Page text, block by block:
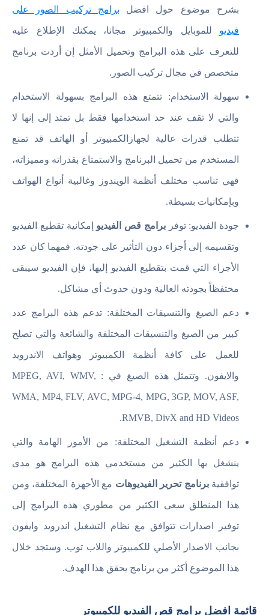
بشرح موضوع حول افضل برامج تركيب الصور على
فيديو للموبايل والكمبيوتر مجانا، يمكنك الإطلاع عليه
للتعرف على هذه البرامج وتحميل الأمثل إن أردت برنامج
متخصص في مجال تركيب الصور.
سهولة الاستخدام: تتمتع هذه البرامج بسهولة الاستخدام
والتي لا تقف عند حد استخدامها فقط بل تمتد إلى إنها لا
تتطلب قدرات عالية لجهازالكمبيوتر أو الهاتف قد تمنع
المستخدم من تحميل البرنامج والاستمتاع بقدراته ومميزاته،
فهي تناسب مختلف أنظمة الويندوز وغالبية أنواع الهواتف
وبإمكانيات بسيطة.
جودة الفيديو: توفربرامج قص الفيديو إمكانية تقطيع الفيديو
وتقسيمه إلى أجزاء دون التأثير على جودته. فمهما كان عدد
الأجزاء التي قمت بتقطيع الفيديو إليها، فإن الفيديو سيبقى
محتفظاً بجودته العالية ودون حدوث أي مشاكل.
دعم الصيغ والتنسيقات المختلفة: تدعم هذه البرامج عدد
كبير من الصيغ والتنسيقات المختلفة والشائعة والتي تصلح
للعمل على كافة أنظمة الكمبيوتر وهواتف الاندرويد
والايفون. وتتمثل هذه الصيغ في : MPEG, AVI, WMV,
WMA, MP4, FLV, AVC, MPG-4, MPG, 3GP, MOV, ASF,
RMVB, DivX and HD Videos.
دعم أنظمة التشغيل المختلفة: من الأمور الهامة والتي
ينشغل بها الكثير من مستخدمي هذه البرامج هو مدى
توافقيةبرنامج تحرير الفيديوهات مع الأجهزة المختلفة، ومن
هذا المنطلق سعى الكثير من مطوري هذه البرامج إلى
توفير اصدارات تتوافق مع نظام التشغيل اندرويد وايفون
بجانب الاصدار الأصلي للكمبيوتر واللاب توب. وستجد خلال
هذا الموضوع أكثر من برنامج يحقق هذا الهدف.
قائمة افضل برامج قص الفيديو للكمبيوتر